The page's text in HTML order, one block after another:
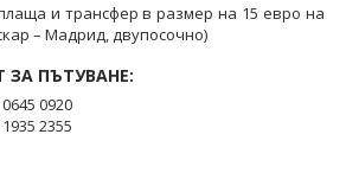
и трансфер в размер на 15 евро на
– Мадрид, двупосочно)
ЗА ПЪТУВАНЕ:
0920
2355